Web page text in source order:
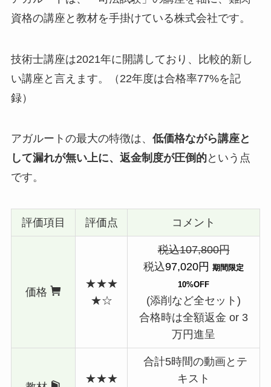
資格の講座と教材を手掛けている株式会社です。
技術士講座は2021年に開講しており、比較的新し
い講座と言えます。（22年度は合格率77%を記
録）
アガルートの最大の特徴は、 低価格ながら講座と
して漏れが無い上に、返金制度が圧倒的という点
です。
評価項目 評価点 コメント
価格
★★★
★☆
税込107,800円
税込97,020円 期間限定
10%OFF
(添削など全セット)
合格時は全額返金 or 3
万円進呈
★★★
合計5時間の動画とテ
キスト